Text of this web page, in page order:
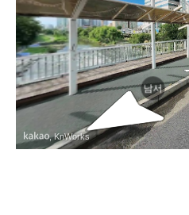
남서
, KnWorks